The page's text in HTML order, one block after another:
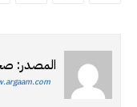
المصدر: